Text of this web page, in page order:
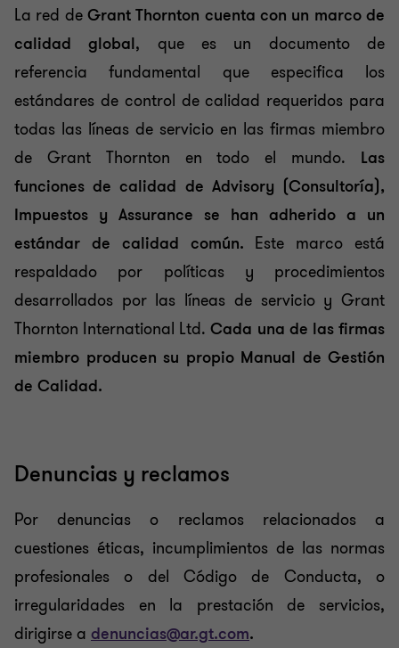
La red de Grant Thornton cuenta con un marco de
calidad global, que es un documento de
referencia fundamental que especifica los
estándares de control de calidad requeridos para
todas las líneas de servicio en las firmas miembro
de Grant Thornton en todo el mundo. Las
funciones de calidad de Advisory (Consultoría),
Impuestos y Assurance se han adherido a un
estándar de calidad común. Este marco está
respaldado por políticas y procedimientos
desarrollados por las líneas de servicio y Grant
Thornton International Ltd.Cada una de las firmas
miembro producen su propio Manual de Gestión
de Calidad.
Denuncias y reclamos
Por denuncias o reclamos relacionados a
cuestiones éticas, incumplimientos de las normas
profesionales o del Código de Conducta, o
irregularidades en la prestación de servicios,
dirigirse a denuncias@ar.gt.com.